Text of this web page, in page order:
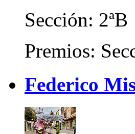
Sección: 2ªB
Premios:
Federico